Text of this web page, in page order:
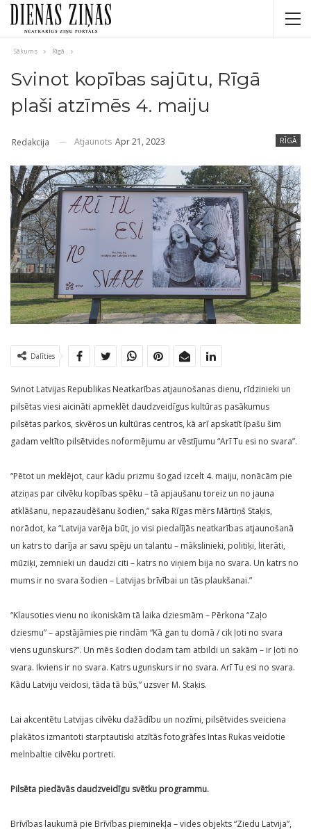
Sākums Rīgā
Svinot kopības sajūtu, Rīgā
plaši atzīmēs 4. maiju
RĪGĀ
Redakcija Atjaunots Apr 21, 2023
Dalīties
Svinot Latvijas Republikas Neatkarības atjaunošanas dienu, rīdzinieki un
pilsētas viesi aicināti apmeklēt daudzveidīgus kultūras pasākumus
pilsētas parkos, skvēros un kultūras centros, kā arī apskatīt īpašu šim
gadam veltīto pilsētvides noformējumu ar vēstījumu “Arī Tu esi no svara”.
“Pētot un meklējot, caur kādu prizmu šogad izcelt 4. maiju, nonācām pie
atziņas par cilvēku kopības spēku – tā apjaušanu toreiz un no jauna
atklāšanu, nepazaudēšanu šodien,” saka Rīgas mērs Mārtiņš Staķis,
norādot, ka “Latvija varēja būt, jo visi piedalījās neatkarības atjaunošanā
un katrs to darīja ar savu spēju un talantu – mākslinieki, politiķi, literāti,
mūziķi, zemnieki un daudzi citi – katrs no viņiem bija no svara. Un katrs no
mums ir no svara šodien – Latvijas brīvībai un tās plaukšanai.”
“Klausoties vienu no ikoniskām tā laika dziesmām – Pērkona “Zaļo
dziesmu” – apstājāmies pie rindām “Kā gan tu domā / cik ļoti no svara
viens ugunskurs?”. Un mēs šodien dodam tam atbildi un sakām – ir ļoti no
svara. Ikviens ir no svara. Katrs ugunskurs ir no svara. Arī Tu esi no svara.
Kādu Latviju veidosi, tāda tā būs,” uzsver M. Staķis.
Lai akcentētu Latvijas cilvēku dažādību un nozīmi, pilsētvides sveiciena
plakātos izmantoti starptautiski atzītās fotogrāfes Intas Rukas veidotie
melnbaltie cilvēku portreti.
Pilsēta piedāvās daudzveidīgu svētku programmu.
Brīvības laukumā pie Brīvības pieminekļa – vides objekts “Ziedu Latvija”,